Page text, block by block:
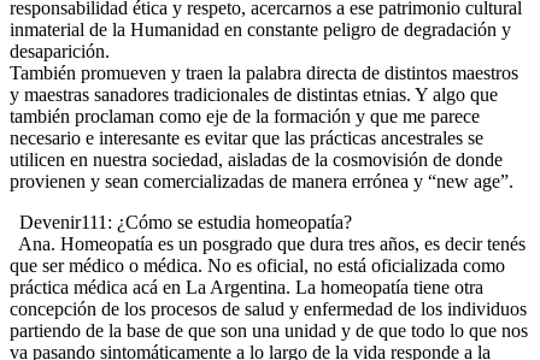
responsabilidad ética y respeto, acercarnos a ese patrimonio cultural
inmaterial de la Humanidad en constante peligro de degradación y
desaparición.
También promueven y traen la palabra directa de distintos maestros
y maestras sanadores tradicionales de distintas etnias. Y algo que
también proclaman como eje de la formación y que me parece
necesario e interesante es evitar que las prácticas ancestrales se
utilicen en nuestra sociedad, aisladas de la cosmovisión de donde
provienen y sean comercializadas de manera errónea y “new age”.
Devenir111: ¿Cómo se estudia homeopatía?
Ana. Homeopatía es un posgrado que dura tres años, es decir tenés
que ser médico o médica. No es oficial, no está oficializada como
práctica médica acá en La Argentina. La homeopatía tiene otra
concepción de los procesos de salud y enfermedad de los individuos
partiendo de la base de que son una unidad y de que todo lo que nos
va pasando sintomáticamente a lo largo de la vida responde a la